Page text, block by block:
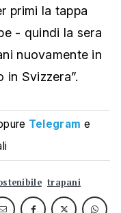
primi la tappa
- quindi la sera
nuovamente in
in Svizzera”.
Telegram e
trapani